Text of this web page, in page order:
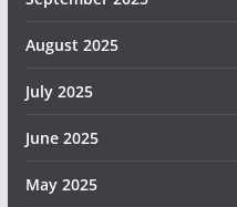
August 2025
July 2025
June 2025
May 2025